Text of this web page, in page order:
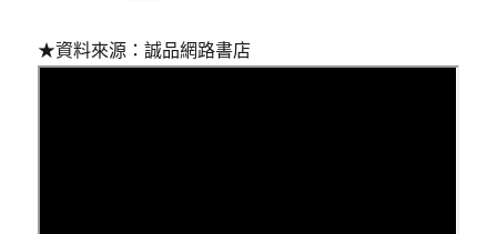
★資料來源：誠品網路書店